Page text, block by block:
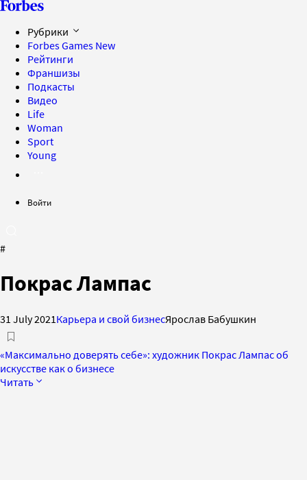
Рубрики
Forbes Games New
Рейтинги
Франшизы
Подкасты
Видео
Life
Woman
Sport
Young
Войти
#
Покрас Лампас
31 July 2021 Карьера и свой бизнесЯрослав Бабушкин
«Максимально доверять себе»: художник Покрас Лампас об
искусстве как о бизнесе
Читать